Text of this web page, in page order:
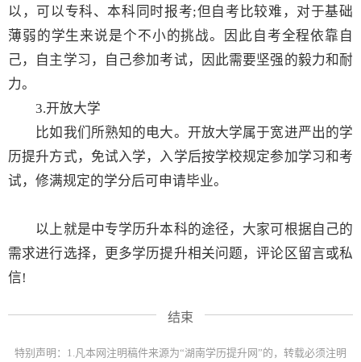
以，可以专科、本科同时报考;但自考比较难，对于基础
薄弱的学生来说是个不小的挑战。因此自考全程依靠自
己，自主学习，自己参加考试，因此需要坚强的毅力和耐
力。
3.开放大学
比如我们所熟知的电大。开放大学属于宽进严出的学
历提升方式，免试入学，入学后按学校规定参加学习和考
试，修满规定的学分后可申请毕业。
以上就是中专学历升本科的途径，大家可根据自己的
需求进行选择，更多学历提升相关问题，评论区留言或私
信!
结束
特别声明：1.凡本网注明稿件来源为“湖南学历提升网”的，转载必须注明